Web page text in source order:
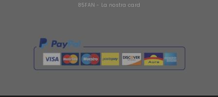
85FAN - La nostra card